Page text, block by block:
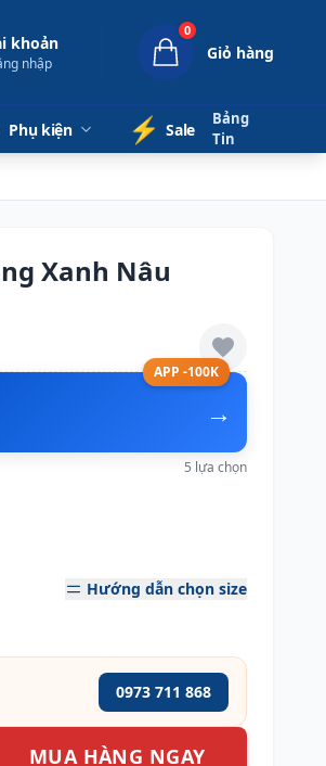
khoản
nhập
0
Giỏ hàng
Phụ kiện ⚡️ Sale
Bảng
Tin
Xanh Nâu
APP -100K
→
5 lựa chọn
Hướng dẫn chọn size
0973 711 868
MUA HÀNG NGAY